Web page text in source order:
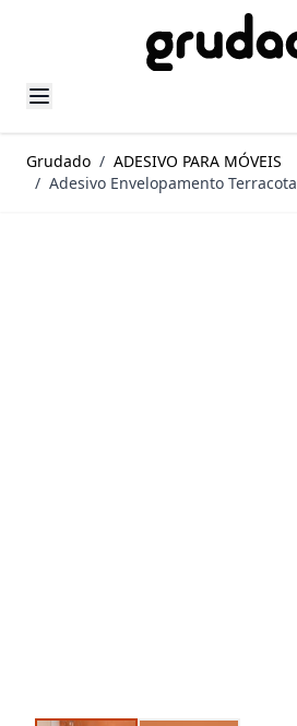
Grudado / ADESIVO PARA MÓVEIS
/ Adesivo Envelopamento Terracota